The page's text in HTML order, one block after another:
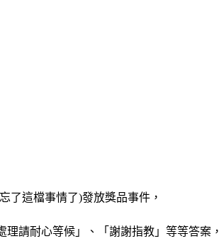
了這檔事情了)發放獎品事件，
請耐心等候」、「謝謝指教」等等答案，